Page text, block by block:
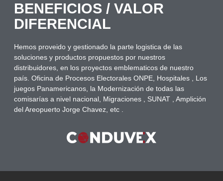
BENEFICIOS / VALOR
DIFERENCIAL
Hemos proveido y gestionado la parte logistica de las
soluciones y productos propuestos por nuestros
distribuidores, en los proyectos emblematicos de nuestro
país. Oficina de Procesos Electorales ONPE, Hospitales , Los
juegos Panamericanos, la Modernización de todas las
comisarías a nivel nacional, Migraciones , SUNAT , Amplición
del Areopuerto Jorge Chavez, etc .